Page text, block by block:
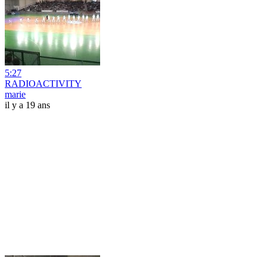
5:27
RADIOACTIVITY
marie
il y a 19 ans